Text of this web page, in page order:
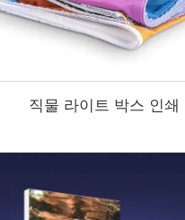
직물 라이트 박스 인쇄